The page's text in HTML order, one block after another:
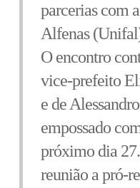
parcerias com
Alfenas
O encontro
vice-prefeito
e de
empossado
próximo dia
reunião a pró-